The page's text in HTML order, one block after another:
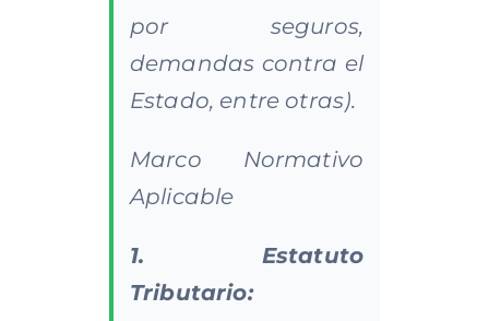
por seguros,
demandas contra el
Estado, entre otras).
Marco Normativo
Aplicable
1. Estatuto
Tributario: